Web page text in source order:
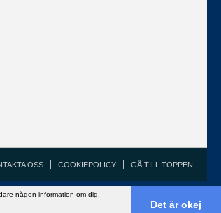
någon information om dig.
Det är okej
OSS COOKIEPOLICY GÅ TILL TOPPEN
FiskeSnack.com. Grundad 2002 av Anders Bergman.
vBulletin®Version 5.7.5
© 2026 MH Sub I, LLC dba vBulletin. All rights reserved.